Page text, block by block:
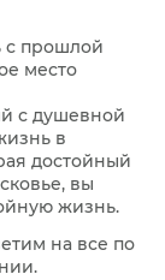
с прошлой
место
с душевной
в
достойный
вы
жизнь.
на все по